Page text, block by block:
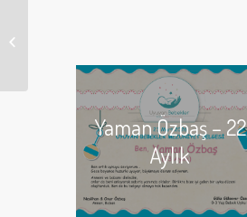
Yaman Özbaş – 22
Aylık